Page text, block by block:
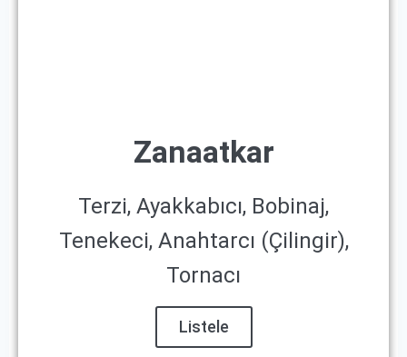
Zanaatkar
Terzi, Ayakkabıcı, Bobinaj,
Tenekeci, Anahtarcı (Çilingir),
Tornacı
Listele